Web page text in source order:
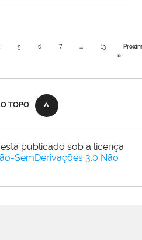
5 6 7 ... 13
»
TOPO
publicado sob a licença
SemDerivações 3.0 Não